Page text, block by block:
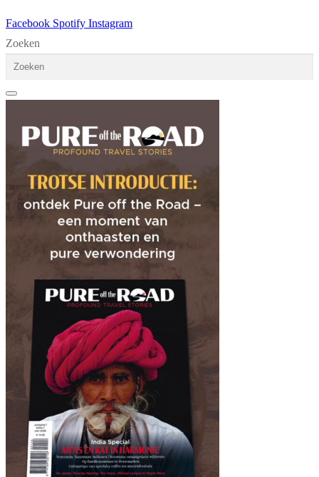
Facebook Spotify Instagram
Zoeken